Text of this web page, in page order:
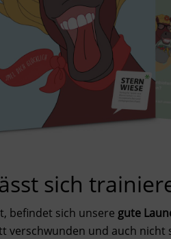
sich
befindet sich unsere gute
verschwunden und auch